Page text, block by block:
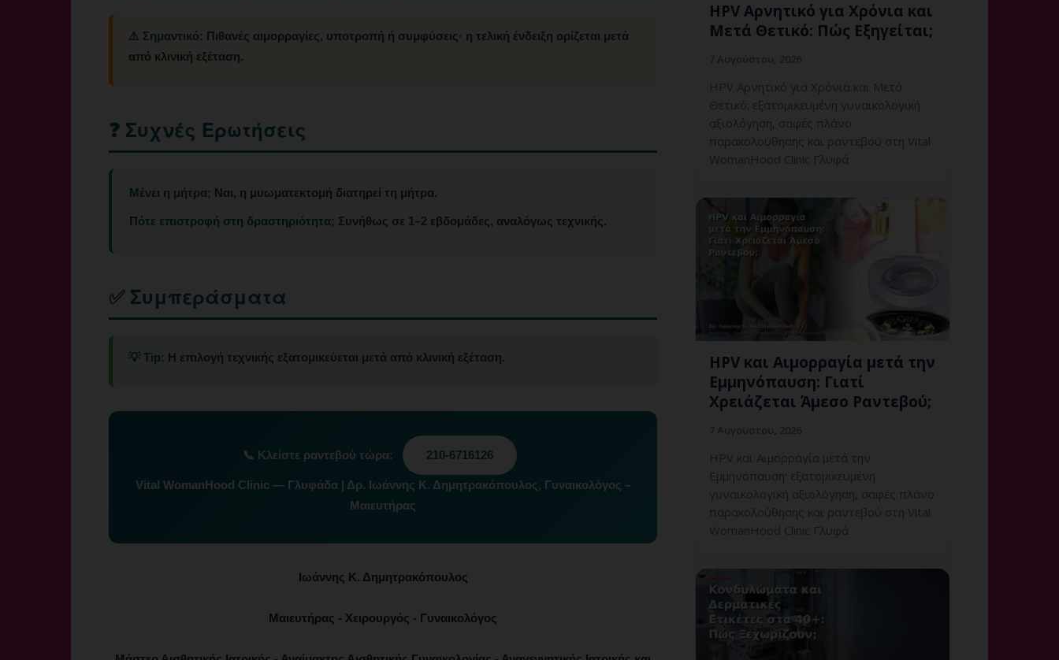
⚠️ Σημαντικό: Πιθανές αιμορραγίες, υποτροπή ή συμφύσεις· η τελική ένδειξη ορίζεται μετά
από κλινική εξέταση.
❓ Συχνές Ερωτήσεις
Μένει η μήτρα; Ναι, η μυωματεκτομή διατηρεί τη μήτρα.
Πότε επιστροφή στη δραστηριότητα; Συνήθως σε 1–2 εβδομάδες, αναλόγως τεχνικής.
✅ Συμπεράσματα
💡 Tip: Η επιλογή τεχνικής εξατομικεύεται μετά από κλινική εξέταση.
📞 Κλείστε ραντεβού τώρα: 210-6716126
Vital WomanHood Clinic — Γλυφάδα | Δρ. Ιωάννης Κ. Δημητρακόπουλος, Γυναικολόγος –
Μαιευτήρας
Ιωάννης Κ. Δημητρακόπουλος
Μαιευτήρας - Χειρουργός - Γυναικολόγος
HPV Αρνητικό για Χρόνια και
Μετά Θετικό: Πώς Εξηγείται;
HPV Αρνητικό για Χρόνια και Μετά
Θετικό: εξατομικευμένη γυναικολογική
αξιολόγηση, σαφές πλάνο
παρακολούθησης και ραντεβού στη Vital
WomanHood Clinic Γλυφά
HPV και Αιμορραγία μετά την
Εμμηνόπαυση: Γιατί
Χρειάζεται Άμεσο Ραντεβού;
HPV και Αιμορραγία μετά την
Εμμηνόπαυση: εξατομικευμένη
γυναικολογική αξιολόγηση, σαφές πλάνο
παρακολούθησης και ραντεβού στη Vital
WomanHood Clinic Γλυφά